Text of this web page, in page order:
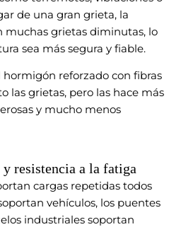
de una gran grieta, la
muchas grietas diminutas, lo
sea más segura y fiable.
hormigón reforzado con fibras
las grietas, pero las hace más
y mucho menos
resistencia a la fatiga
cargas repetidas todos
vehículos, los puentes
industriales soportan